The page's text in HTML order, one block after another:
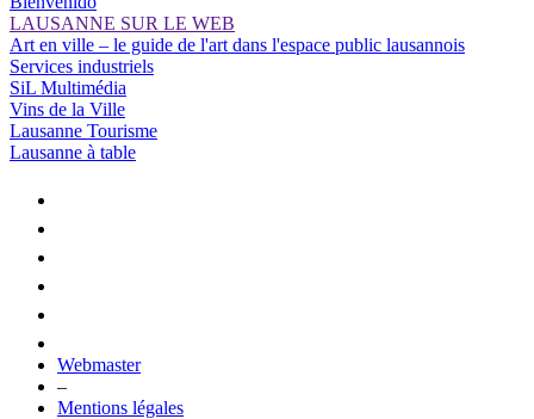
LAUSANNE SUR LE WEB
Art en ville – le guide de l'art dans l'espace public lausannois
Services industriels
SiL Multimédia
Vins de la Ville
Lausanne Tourisme
Lausanne à table
Webmaster
–
Mentions légales